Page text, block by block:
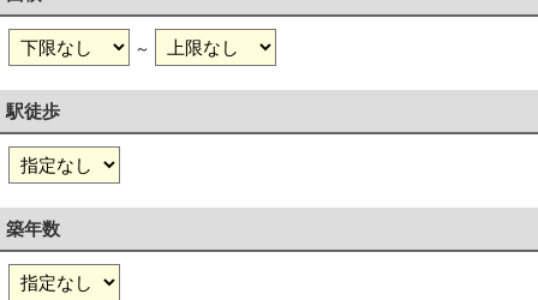
～
駅徒歩
築年数